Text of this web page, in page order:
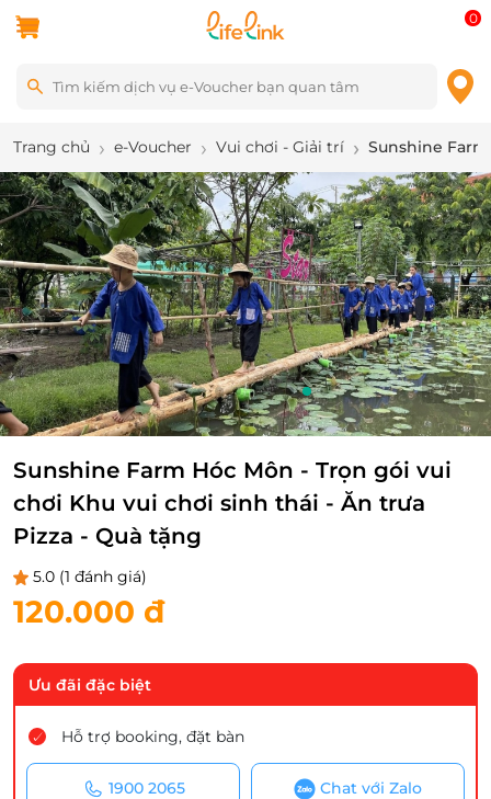
0
Trang chủ e-Voucher Vui chơi - Giải trí Sunshine
10/10
Sunshine Farm Hóc Môn - Trọn gói vui
chơi Khu vui chơi sinh thái - Ăn trưa
Pizza - Quà tặng
5.0 (1 đánh giá)
120.000 đ
Ưu đãi đặc biệt
Hỗ trợ booking, đặt bàn
1900 2065 Chat với Zalo